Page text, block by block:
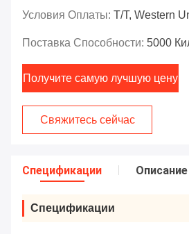
Условия Оплаты: T/T, Western
Поставка Способности: 5000
Получите самую лучшую цену
Свяжитесь сейчас
Спецификации Описание
Спецификации